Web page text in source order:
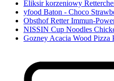
Eliksir korzeniowy
yfood Baton - Choco
Obsthof Retter Immun-
NISSIN Cup Noodles
Gozney Acacia Wood Pizza